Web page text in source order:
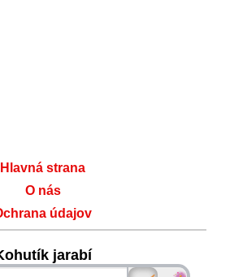
Hlavná strana
O nás
údajov
jarabí